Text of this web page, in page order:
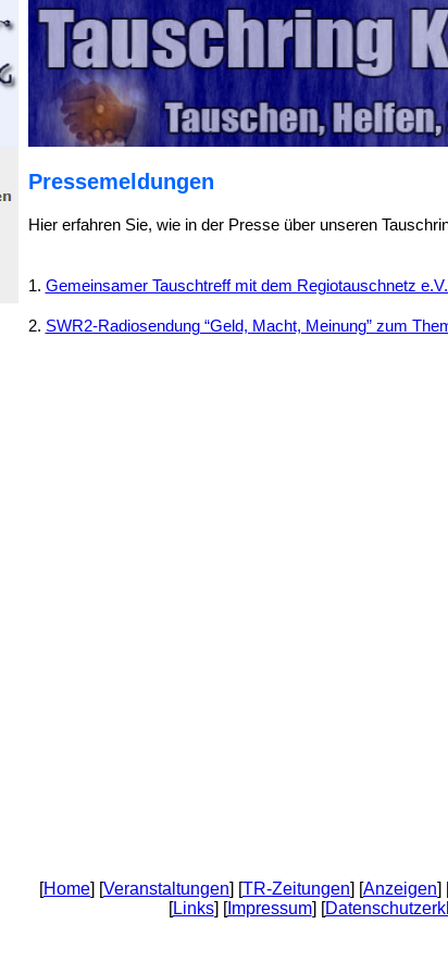
Pressemeldungen
Hier erfahren Sie, wie in der Presse über unseren
1. Gemeinsamer Tauschtreff mit dem Regiotauschnetz
2. SWR2-Radiosendung “Geld, Macht, Meinung” zum
[Home] [Veranstaltungen] [TR-Zeitungen] [Anzeigen]
[Links] [Impressum] [